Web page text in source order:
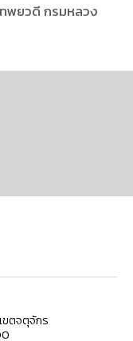
ทพยวดี กรมหลวง
ขตจตุจักร